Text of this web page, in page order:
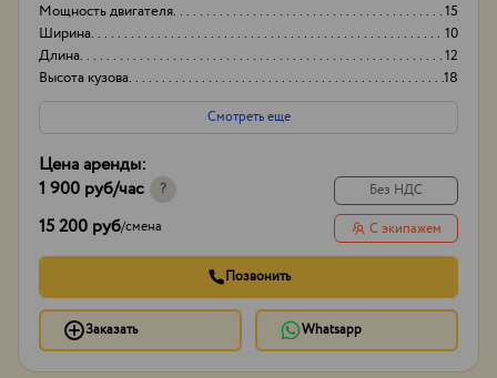
Мощность двигателя
15
Ширина
10
Длина
12
Высота кузова
18
Смотреть еще
Цена аренды:
1 900 руб/час ?
15 200 руб/смена
Без НДС
С экипажем
Позвонить
Заказать Whatsapp